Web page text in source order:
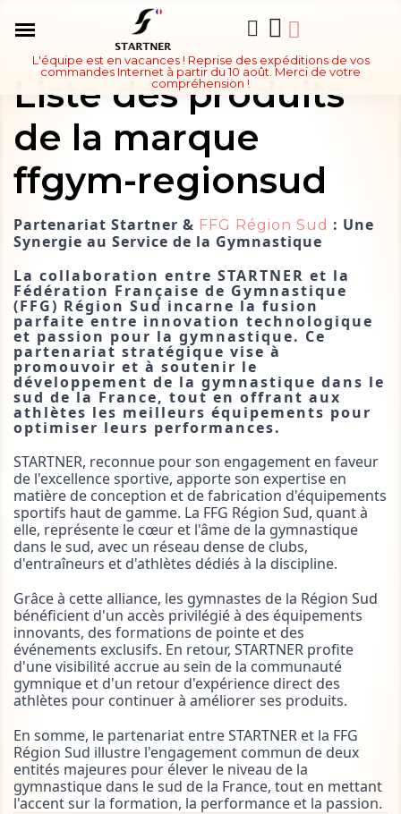
L'équipe est en vacances ! Reprise des expéditions de vos
commandes Internet à partir du 10 août. Merci de votre
compréhension !
Liste des produits
de la marque
ffgym-regionsud
Partenariat Startner & FFG Région Sud : Une
Synergie au Service de la Gymnastique
La collaboration entre STARTNER et la
Fédération Française de Gymnastique
(FFG) Région Sud incarne la fusion
parfaite entre innovation technologique
et passion pour la gymnastique. Ce
partenariat stratégique vise à
promouvoir et à soutenir le
développement de la gymnastique dans le
sud de la France, tout en offrant aux
athlètes les meilleurs équipements pour
optimiser leurs performances.
STARTNER, reconnue pour son engagement en faveur
de l'excellence sportive, apporte son expertise en
matière de conception et de fabrication d'équipements
sportifs haut de gamme. La FFG Région Sud, quant à
elle, représente le cœur et l'âme de la gymnastique
dans le sud, avec un réseau dense de clubs,
d'entraîneurs et d'athlètes dédiés à la discipline.
Grâce à cette alliance, les gymnastes de la Région Sud
bénéficient d'un accès privilégié à des équipements
innovants, des formations de pointe et des
événements exclusifs. En retour, STARTNER profite
d'une visibilité accrue au sein de la communauté
gymnique et d'un retour d'expérience direct des
athlètes pour continuer à améliorer ses produits.
En somme, le partenariat entre STARTNER et la FFG
Région Sud illustre l'engagement commun de deux
entités majeures pour élever le niveau de la
gymnastique dans le sud de la France, tout en mettant
l'accent sur la formation, la performance et la passion.